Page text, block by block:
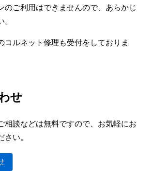
のご利用はできませんので、あらかじ
コルネット修理も受付をしておりま
せ
相談などは無料ですので、お気軽にお
さい。